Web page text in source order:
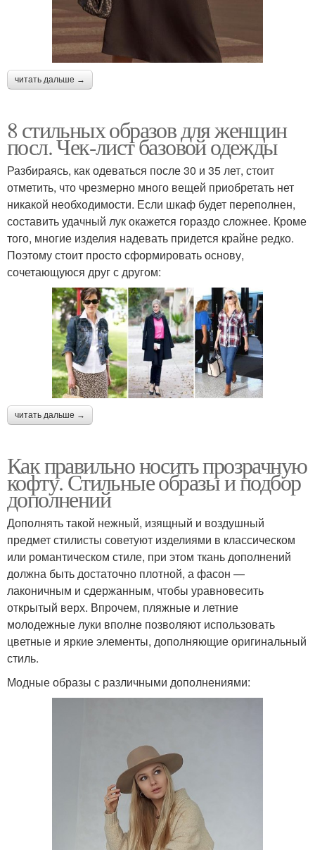
читать дальше →
8 стильных образов для женщин
посл. Чек-лист базовой одежды
Разбираясь, как одеваться после 30 и 35 лет, стоит
отметить, что чрезмерно много вещей приобретать нет
никакой необходимости. Если шкаф будет переполнен,
составить удачный лук окажется гораздо сложнее. Кроме
того, многие изделия надевать придется крайне редко.
Поэтому стоит просто сформировать основу,
сочетающуюся друг с другом:
читать дальше →
Как правильно носить прозрачную
кофту. Стильные образы и подбор
дополнений
Дополнять такой нежный, изящный и воздушный
предмет стилисты советуют изделиями в классическом
или романтическом стиле, при этом ткань дополнений
должна быть достаточно плотной, а фасон —
лаконичным и сдержанным, чтобы уравновесить
открытый верх. Впрочем, пляжные и летние
молодежные луки вполне позволяют использовать
цветные и яркие элементы, дополняющие оригинальный
стиль.
Модные образы с различными дополнениями: